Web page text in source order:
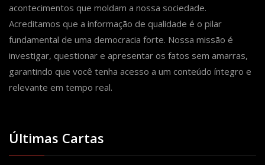
acontecimentos que moldam a nossa sociedade.
Acreditamos que a informação de qualidade é o pilar
fundamental de uma democracia forte. Nossa missão é
investigar, questionar e apresentar os fatos sem amarras,
garantindo que você tenha acesso a um conteúdo íntegro e
relevante em tempo real.
Últimas Cartas